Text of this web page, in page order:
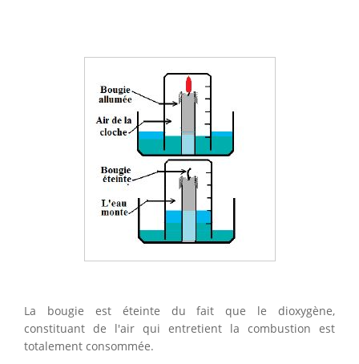
La bougie est éteinte du fait que le dioxygène,
constituant de l'air qui entretient la combustion est
totalement consommée.